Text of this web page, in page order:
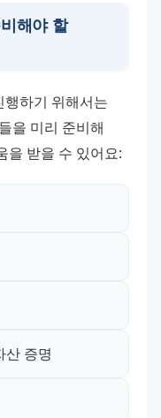
해야 할
하기 위해서는
을 미리 준비해
을 받을 수 있어요:
산 증명